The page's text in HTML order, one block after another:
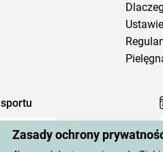
Zasady ochrony